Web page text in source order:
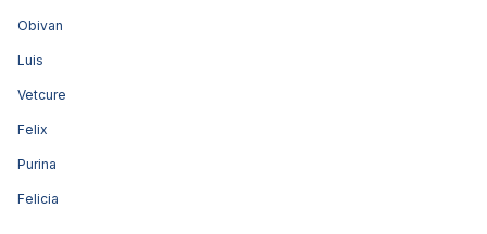
Obivan
Luis
Vetcure
Felix
Purina
Felicia